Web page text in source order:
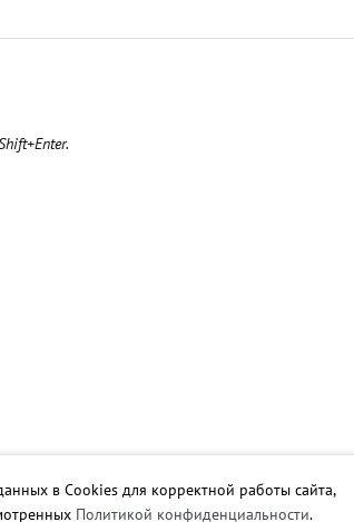
в Cookies для корректной работы сайта,
Политикой конфиденциальности.